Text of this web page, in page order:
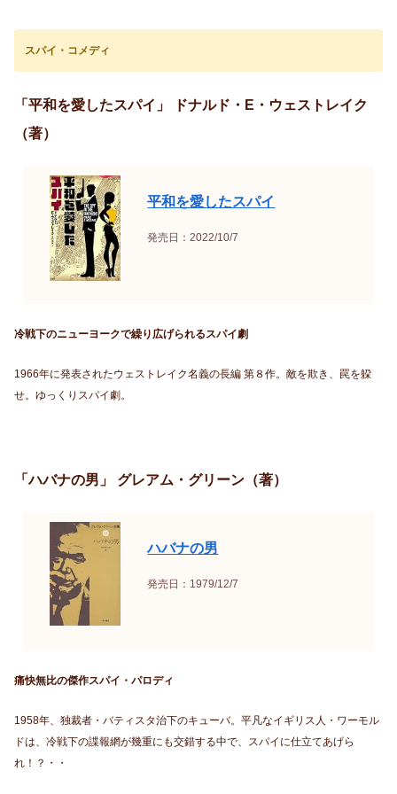
スパイ・コメディ
「平和を愛したスパイ」 ドナルド・E・ウェストレイク
（著）
平和を愛したスパイ
発売日：2022/10/7
冷戦下のニューヨークで繰り広げられるスパイ劇
1966年に発表されたウェストレイク名義の長編 第８作。敵を欺き、罠を躱
せ。ゆっくりスパイ劇。
「ハバナの男」 グレアム・グリーン（著）
ハバナの男
発売日：1979/12/7
痛快無比の傑作スパイ・パロディ
1958年、独裁者・バティスタ治下のキューバ。平凡なイギリス人・ワーモル
ドは、冷戦下の諜報網が幾重にも交錯する中で、スパイに仕立てあげら
れ！？・・